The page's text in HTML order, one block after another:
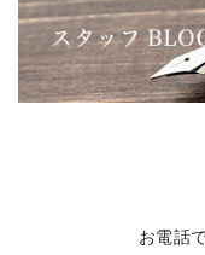
お電話